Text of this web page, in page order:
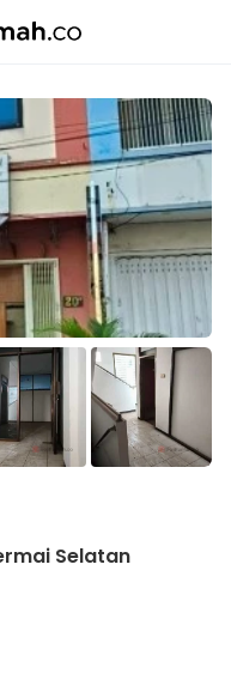
Selatan